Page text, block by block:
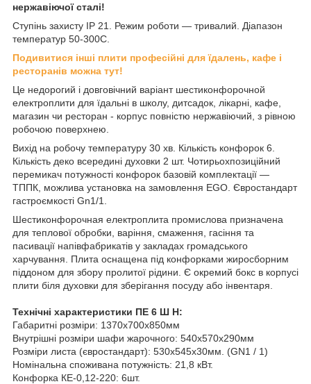
нержавіючої сталі!
Ступінь захисту IP 21. Режим роботи ― тривалий. Діапазон
температур 50-300С.
Подивитися інші плити професійні для їдалень, кафе і
ресторанів можна тут!
Це недорогий і довговічний варіант шестиконфорочной
електроплити для їдальні в школу, дитсадок, лікарні, кафе,
магазин чи ресторан - корпус повністю нержавіючий, з рівною
робочою поверхнею.
Вихід на робочу температуру 30 хв. Кількість конфорок 6.
Кількість деко всередині духовки 2 шт. Чотирьохпозиційний
перемикач потужності конфорок базовій комплектації ―
ТППК, можлива установка на замовлення EGO. Євростандарт
гастроємкості Gn1/1.
Шестиконфорочная електроплита промислова призначена
для теплової обробки, варіння, смаження, гасіння та
пасивації напівфабрикатів у закладах громадського
харчування. Плита оснащена під конфорками жиросборним
піддоном для збору пролитої рідини. Є окремий бокс в корпусі
плити біля духовки для зберігання посуду або інвентаря.
Технічні характеристики ПЕ 6 Ш Н:
Габаритні розміри: 1370х700х850мм
Внутрішні розміри шафи жарочного: 540х570х290мм
Розміри листа (євростандарт): 530х545х30мм. (GN1 / 1)
Номінальна споживана потужність: 21,8 кВт.
Конфорка КЕ-0,12-220: 6шт.